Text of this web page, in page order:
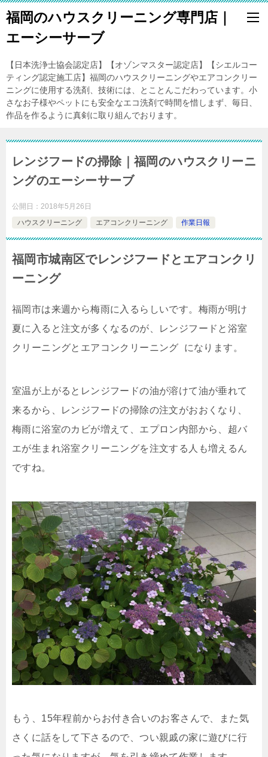
福岡のハウスクリーニング専門店｜
エーシーサーブ
【日本洗浄士協会認定店】【オゾンマスター認定店】【シエルコー
ティング認定施工店】福岡のハウスクリーニングやエアコンクリー
ニングに使用する洗剤、技術には、とことんこだわっています。小
さなお子様やペットにも安全なエコ洗剤で時間を惜しまず、毎日、
作品を作るように真剣に取り組んでおります。
レンジフードの掃除｜福岡のハウスクリーニ
ングのエーシーサーブ
公開日： 2018年5月26日
ハウスクリーニング
エアコンクリーニング 作業日報
福岡市城南区でレンジフードとエアコンクリ
ーニング
福岡市は来週から梅雨に入るらしいです。梅雨が明け
夏に入ると注文が多くなるのが、レンジフードと浴室
クリーニングとエアコンクリーニング になります。
室温が上がるとレンジフードの油が溶けて油が垂れて
来るから、レンジフードの掃除の注文がおおくなり、
梅雨に浴室のカビが増えて、エプロン内部から、超バ
エが生まれ浴室クリーニングを注文する人も増えるん
ですね。
もう、15年程前からお付き合いのお客さんで、また気
さくに話をして下さるので、つい親戚の家に遊びに行